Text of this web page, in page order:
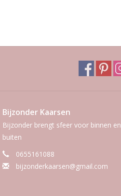
Bijzonder Kaarsen
Bijzonder brengt sfeer voor binnen en
buiten
0655161088
bijzonderkaarsen@gmail.com